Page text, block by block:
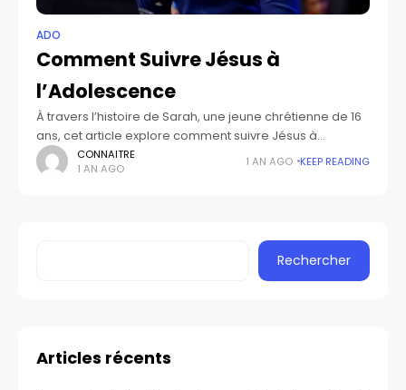
ADO
Comment Suivre Jésus à
l’Adolescence
À travers l’histoire de Sarah, une jeune chrétienne de 16
ans, cet article explore comment suivre Jésus à
l’adolescence malgré les tentations, les doutes et la
pression. Il propose 4
CONNAITRE
1 AN AGO
1 AN AGO KEEP READING
Rechercher
Articles récents